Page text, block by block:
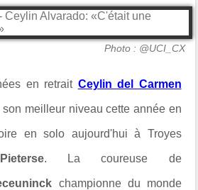
Photo : @UCI_CX
en retrait Ceylin del Carmen
son meilleur niveau cette année en
en solo aujourd'hui à Troyes
. La coureuse de
championne du monde